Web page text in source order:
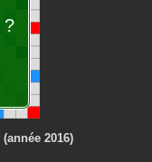
(année 2016)